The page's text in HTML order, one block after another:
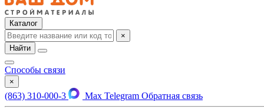
Каталог
×
Найти
Способы связи
×
(863) 310-000-3 Max Telegram Обратная связь